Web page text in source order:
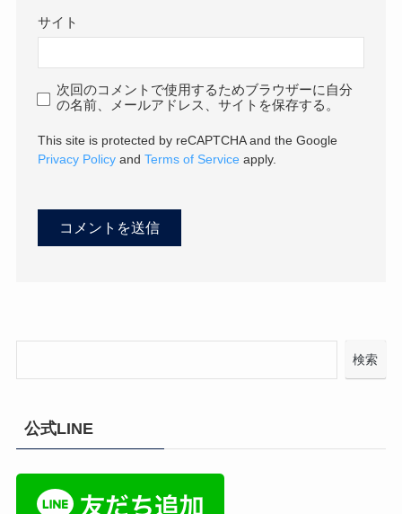
サイト
次回のコメントで使用するためブラウザーに自分
の名前、メールアドレス、サイトを保存する。
This site is protected by reCAPTCHA and the Google
Privacy Policy andTerms of Service apply.
検索
公式LINE